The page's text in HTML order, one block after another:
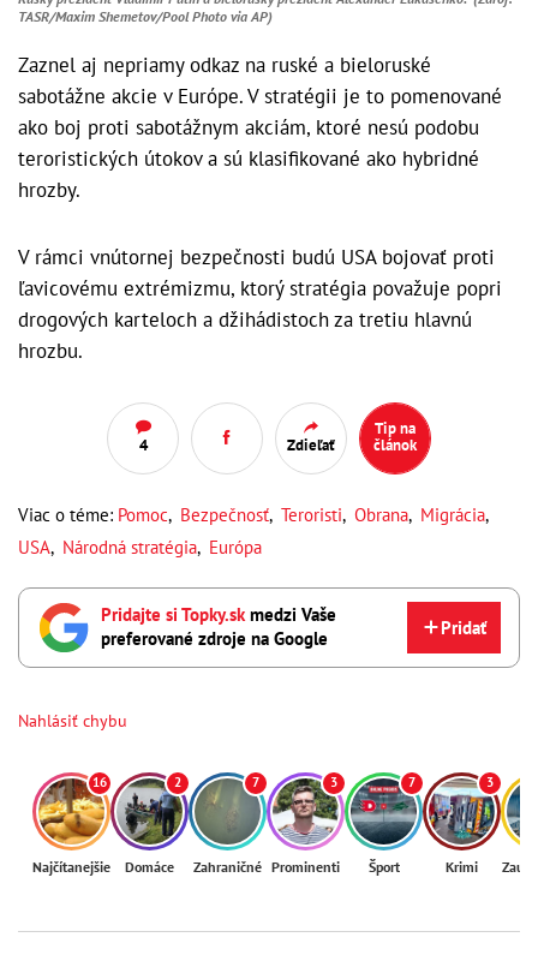
TASR/Maxim Shemetov/Pool Photo via AP)
Zaznel aj nepriamy odkaz na ruské a bieloruské
sabotážne akcie v Európe. V stratégii je to pomenované
ako boj proti sabotážnym akciám, ktoré nesú podobu
teroristických útokov a sú klasifikované ako hybridné
hrozby.
V rámci vnútornej bezpečnosti budú USA bojovať proti
ľavicovému extrémizmu, ktorý stratégia považuje popri
drogových karteloch a džihádistoch za tretiu hlavnú
hrozbu.
4 Zdieľať
Tip na
článok
Viac o téme: Pomoc, Bezpečnosť, Teroristi, Obrana, Migrácia,
USA, Národná stratégia, Európa
Pridajte si Topky.skmedzi Vaše
preferované zdroje na Google
Pridať
Nahlásiť chybu
16
Najčítanejšie
2
Domáce
7
Zahraničné
3
Prominenti
7
Šport
3
Krimi